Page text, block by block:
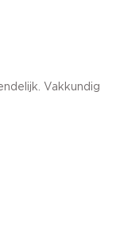
Vakkundig